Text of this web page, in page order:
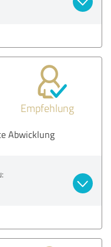
Empfehlung
Abwicklung